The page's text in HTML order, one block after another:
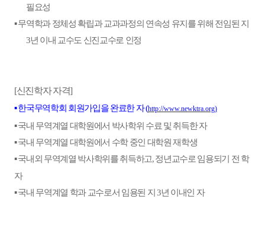
필요성
▪무역학과 정체성 확립과 교과과정의 연속성 유지를 위해 전임된 지
3년 이내 교수도 신진교수로 인정
[신진학자 자격]
▪한국무역학회 회원가입을 완료한 자(http://www.newktra.org)
▪국내 무역계열 대학원에서 박사학위 수료 및 취득한 자
▪국내 무역계열 대학원에서 수학 중인 대학원 재학생
▪국내외 무역계열 박사학위를 취득하고,정년교수로 임용되기 전 학
자
▪국내 무역계열 학과 교수로서 임용된 지3년 이내인 자